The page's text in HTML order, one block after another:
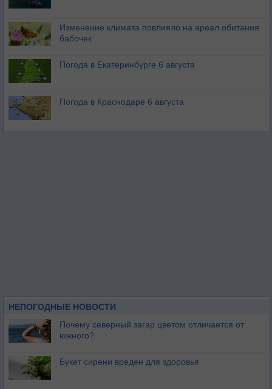
Изменение климата повлияло на ареал обитания
бабочек
Погода в Екатеринбурге 6 августа
Погода в Краснодаре 6 августа
НЕПОГОДНЫЕ НОВОСТИ
Почему северный загар цветом отличается от
южного?
Букет сирени вреден для здоровья